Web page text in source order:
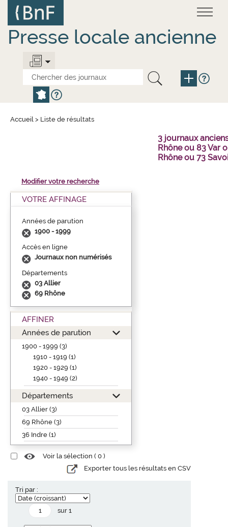
contenu
principal
Presse locale ancienne
Accueil > Liste de résultats
3 journaux
Rhône ou 83 Var
Rhône ou 73
Modifier votre recherche
VOTRE AFFINAGE
Années de parution
1900 - 1999
Accès en ligne
Journaux non numérisés
Départements
03 Allier
69 Rhône
AFFINER
Années de parution
1900 - 1999 (3)
1910 - 1919 (1)
1920 - 1929 (1)
1940 - 1949 (2)
Départements
03 Allier (3)
69 Rhône (3)
36 Indre (1)
Voir la sélection ( 0 )
Exporter tous les résultats en CSV
Tri par :
sur 1
Panneau de gestion des cookies